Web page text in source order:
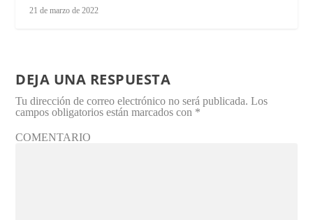
21 de marzo de 2022
DEJA UNA RESPUESTA
Tu dirección de correo electrónico no será publicada. Los
campos obligatorios están marcados con *
COMENTARIO